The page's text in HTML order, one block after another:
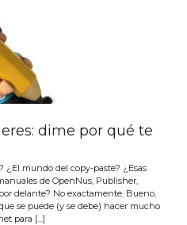
dime por qué te
¿El mundo del copy-paste? ¿Esas
de OpenNus, Publisher,
delante? No exactamente. Bueno,
se puede (y se debe) hacer mucho
para […]